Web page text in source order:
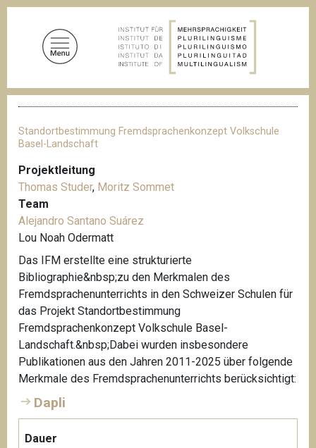
D
a
d
a
v
i
g
a
t
i
n
Standortbestimmung Fremdsprachenkonzept Volkschule
Basel-Landschaft
Projektleitung
Thomas Studer, Moritz Sommet
Team
Alejandro Santano Suárez
Lou Noah Odermatt
Das IFM erstellte eine strukturierte
Bibliographie&nbsp;zu den Merkmalen des
Fremdsprachenunterrichts in den Schweizer Schulen für
das Projekt Standortbestimmung
Fremdsprachenkonzept Volkschule Basel-
Landschaft.&nbsp;Dabei wurden insbesondere
Publikationen aus den Jahren 2011-2025 über folgende
Merkmale des Fremdsprachenunterrichts berücksichtigt:
Dapli
Dauer